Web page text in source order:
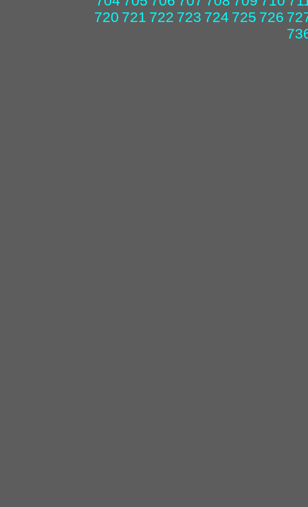
720 721 722 723 724 725 726